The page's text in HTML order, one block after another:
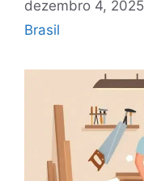
dezembro 4, 2025
Brasil